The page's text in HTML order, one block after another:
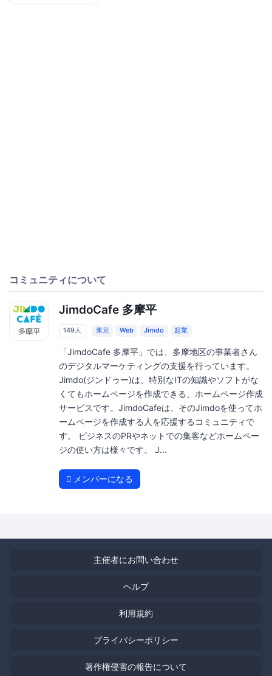
コミュニティについて
JimdoCafe 多摩平
149人 東京 Web Jimdo 起業
「JimdoCafe 多摩平」では、多摩地区の事業者さん
のデジタルマーケティングの支援を行っています。
Jimdo(ジンドゥー)は、特別なITの知識やソフトがな
くてもホームページを作成できる、ホームページ作成
サービスです。JimdoCafeは、そのJimdoを使ってホ
ームページを作成する人を応援するコミュニティで
す。 ビジネスのPRやネットでの集客などホームペー
ジの使い方は様々です。 J...
メンバーになる
主催者にお問い合わせ
ヘルプ
利用規約
プライバシーポリシー
著作権侵害の報告について